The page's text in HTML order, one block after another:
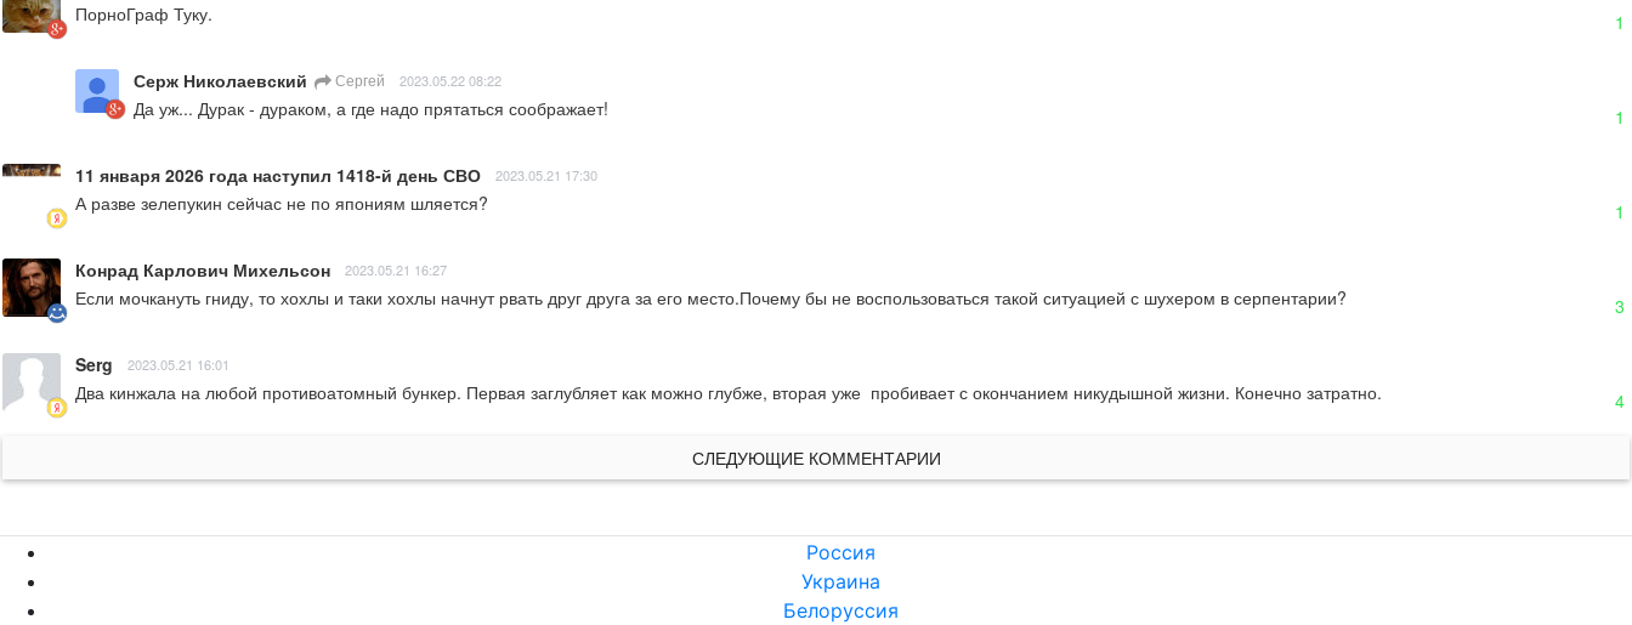
ПорноГраф Туку. 1
Серж Николаевский Сергей 2023.05.22 08:22
Да уж... Дурак - дураком, а где надо прятаться соображает! 1
11 января 2026 года наступил 1418-й день СВО 2023.05.21 17:30
А разве зелепукин сейчас не по япониям шляется? 1
Конрад Карлович Михельсон 2023.05.21 16:27
Если мочкануть гниду, то хохлы и таки хохлы начнут рвать друг друга за его место.Почему бы не воспользоваться такой ситуацией с шухером в серпентарии? 3
Serg 2023.05.21 16:01
Два кинжала на любой противоатомный бункер. Первая заглубляет как можно глубже, вторая уже  пробивает с окончанием никудышной жизни. Конечно затратно. 4
СЛЕДУЮЩИЕ КОММЕНТАРИИ
Россия
Украина
Белоруссия